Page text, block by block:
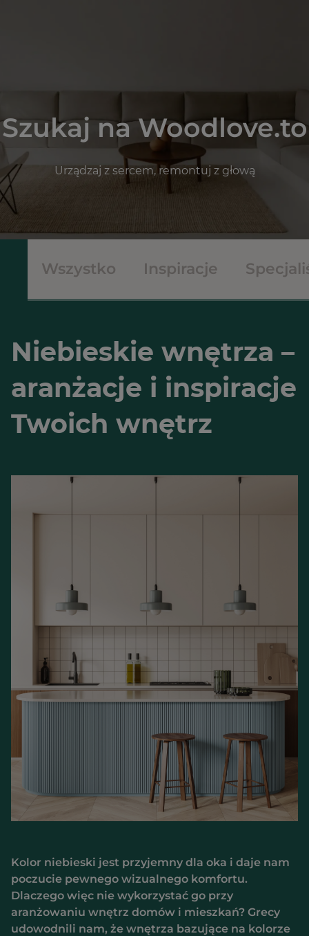
Szukaj na Woodlove.to
Urządzaj z sercem, remontuj z głową
Wszystko Inspiracje
Niebieskie wnętrza –
aranżacje i inspiracje
Twoich wnętrz
Kolor niebieski jest przyjemny dla oka i daje nam
poczucie pewnego wizualnego komfortu.
Dlaczego więc nie wykorzystać go przy
aranżowaniu wnętrz domów i mieszkań? Grecy
udowodnili nam, że wnętrza bazujące na kolorze